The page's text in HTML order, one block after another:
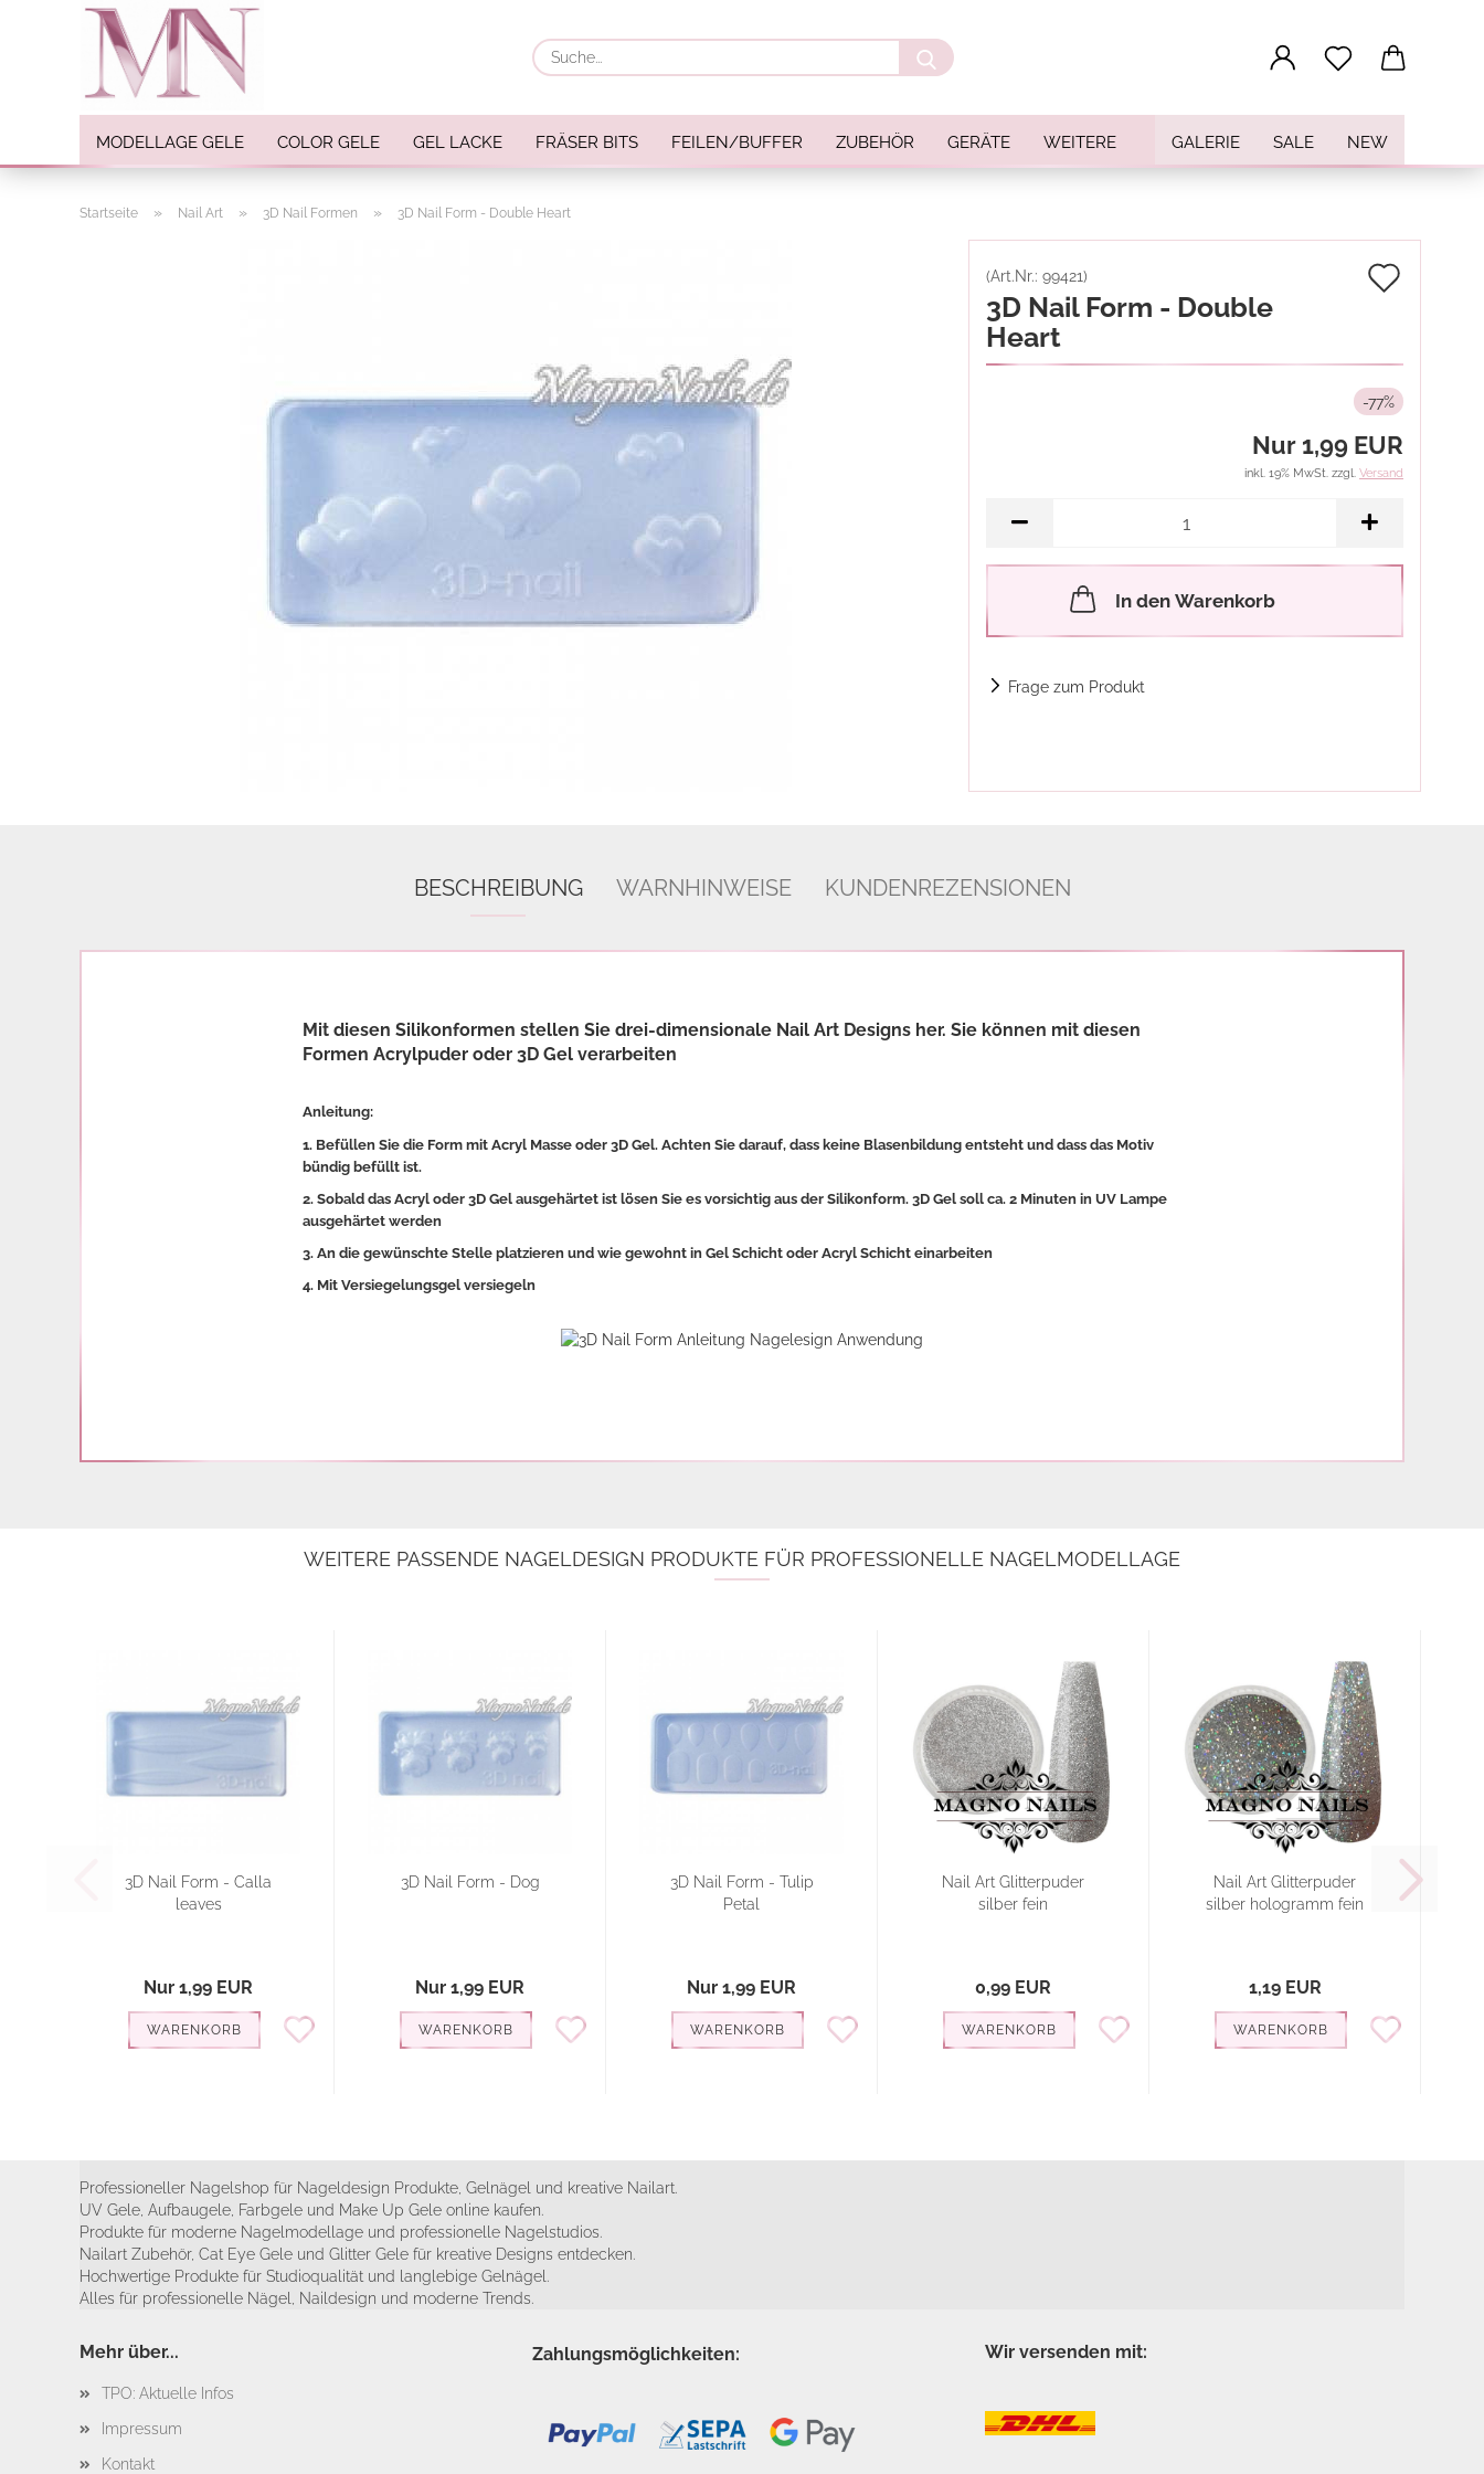
Suche...
MODELLAGE GELE COLOR GELE GEL LACKE FRÄSER BITS FEILEN/BUFFER ZUBEHÖR GERÄTE GALERIE SALE NEW
WEITERE
Nail Stamping
Nail Art Sets
Airbrush
3D Nail Formen
Nail Piercing
Startseite » Nail Art » 3D Nail Formen » 3D Nail Form - Double Heart
(Art.Nr.: 99421)
3D Nail Form - Double
Heart
-77%
Nur 1,99 EUR
inkl. 19% MwSt. zzgl. Versand
In den Warenkorb
Frage zum Produkt
BESCHREIBUNG WARNHINWEISE KUNDENREZENSIONEN
Mit diesen Silikonformen stellen Sie drei-dimensionale Nail Art Designs her. Sie können mit diesen
Formen Acrylpuder oder 3D Gel verarbeiten
Anleitung:
1. Befüllen Sie die Form mit Acryl Masse oder 3D Gel. Achten Sie darauf, dass keine Blasenbildung entsteht und dass das Motiv
bündig befüllt ist.
2. Sobald das Acryl oder 3D Gel ausgehärtet ist lösen Sie es vorsichtig aus der Silikonform. 3D Gel soll ca. 2 Minuten in UV Lampe
ausgehärtet werden
3. An die gewünschte Stelle platzieren und wie gewohnt in Gel Schicht oder Acryl Schicht einarbeiten
4. Mit Versiegelungsgel versiegeln
WEITERE PASSENDE NAGELDESIGN PRODUKTE FÜR PROFESSIONELLE NAGELMODELLAGE
3D Nail Form - Calla
leaves
Nur 1,99 EUR
WARENKORB
3D Nail Form - Dog
Nur 1,99 EUR
WARENKORB
3D Nail Form - Tulip
Petal
Nur 1,99 EUR
WARENKORB
Nail Art Glitterpuder
silber fein
0,99 EUR
WARENKORB
Nail Art Glitterpuder
silber hologramm fein
1,19 EUR
WARENKORB
Professioneller Nagelshop für Nageldesign Produkte, Gelnägel und kreative Nailart.
UV Gele, Aufbaugele, Farbgele und Make Up Gele online kaufen.
Produkte für moderne Nagelmodellage und professionelle Nagelstudios.
Nailart Zubehör, Cat Eye Gele und Glitter Gele für kreative Designs entdecken.
Hochwertige Produkte für Studioqualität und langlebige Gelnägel.
Alles für professionelle Nägel, Naildesign und moderne Trends.
Mehr über...
TPO: Aktuelle Infos
Impressum
Kontakt
Zahlungsmöglichkeiten: Wir versenden mit: